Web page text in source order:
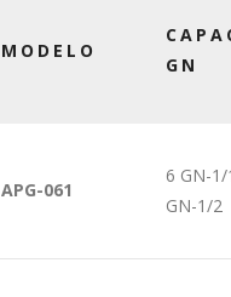
MODELO
GN
APG-061
6 GN-
GN-1/2